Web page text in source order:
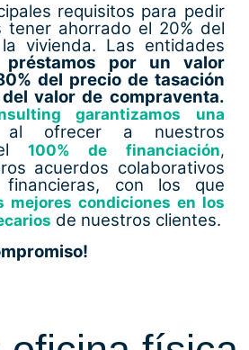
requisitos para pedir
tener ahorrado el 20% del
vivienda. Las entidades
préstamos por un valor
del precio de tasación
valor de compraventa.
garantizamos una
ofrecer a nuestros
100% de financiación,
acuerdos colaborativos
con los que
mejores condiciones en los
de nuestros clientes.